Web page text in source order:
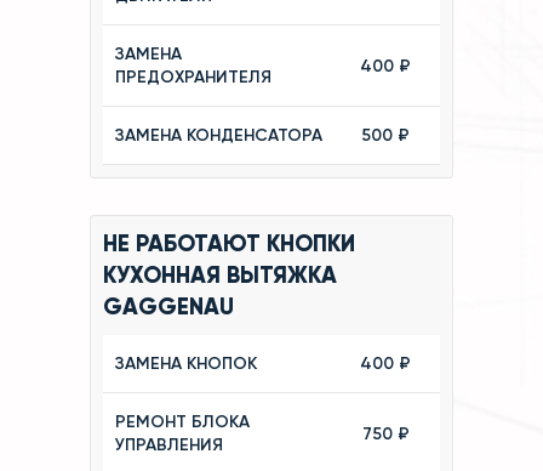
ЗАМЕНА
ПРЕДОХРАНИТЕЛЯ
400 ₽
ЗАМЕНА КОНДЕНСАТОРА 500 ₽
НЕ РАБОТАЮТ КНОПКИ
КУХОННАЯ ВЫТЯЖКА
GAGGENAU
ЗАМЕНА КНОПОК 400 ₽
РЕМОНТ БЛОКА
УПРАВЛЕНИЯ
750 ₽